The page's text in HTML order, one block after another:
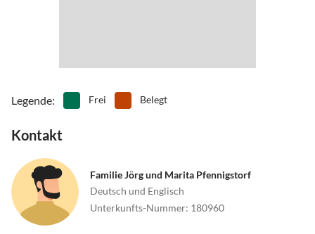
Legende: Frei Belegt
Kontakt
Familie Jörg und Marita Pfennigstorf
Deutsch und Englisch
Unterkunfts-Nummer: 180960